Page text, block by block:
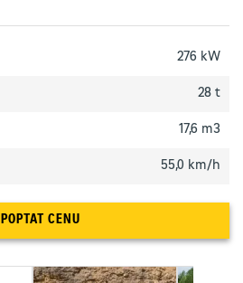
276 kW
28 t
17,6 m3
55,0 km/h
POPTAT CENU